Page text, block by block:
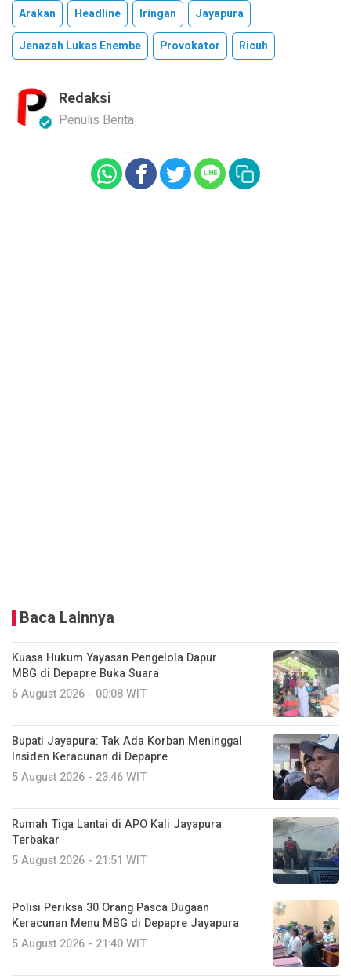
Arakan Headline Iringan
Jayapura
Jenazah Lukas Enembe
Provokator Ricuh
Redaksi
Penulis Berita
Baca Lainnya
Kuasa Hukum Yayasan Pengelola Dapur
MBG di Depapre Buka Suara
6 August 2026 - 00:08 WIT
Bupati Jayapura: Tak Ada Korban Meninggal
Insiden Keracunan di Depapre
5 August 2026 - 23:46 WIT
Rumah Tiga Lantai di APO Kali Jayapura
Terbakar
5 August 2026 - 21:51 WIT
Polisi Periksa 30 Orang Pasca Dugaan
Keracunan Menu MBG di Depapre Jayapura
5 August 2026 - 21:40 WIT